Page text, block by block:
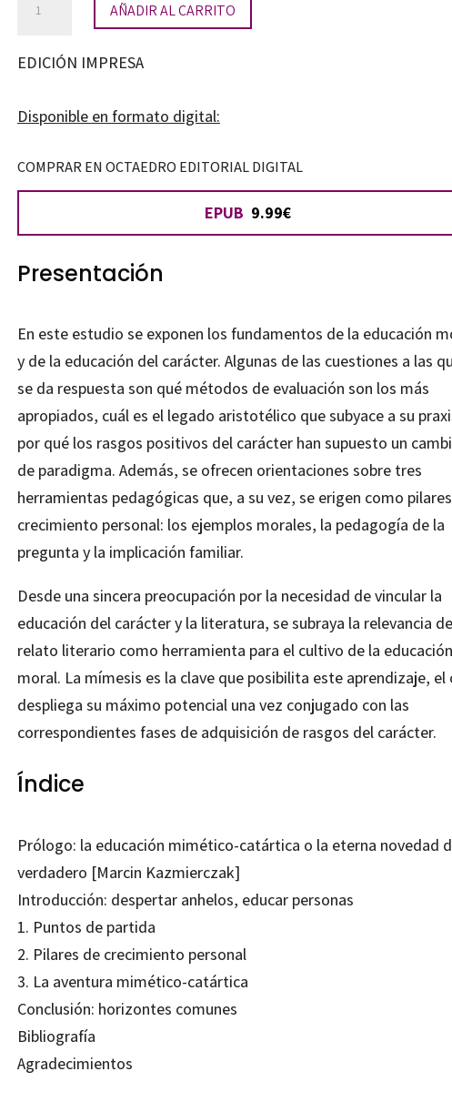
mímesis:
para
educación
del
AÑADIR AL CARRITO
EDICIÓN IMPRESA
Disponible en formato digital:
COMPRAR EN OCTAEDRO EDITORIAL DIGITAL
EPUB 9.99€
Presentación
En este estudio se exponen los fundamentos de la educación
y de la educación del carácter. Algunas de las cuestiones a las
se da respuesta son qué métodos de evaluación son los más
apropiados, cuál es el legado aristotélico que subyace a su
por qué los rasgos positivos del carácter han supuesto un
de paradigma. Además, se ofrecen orientaciones sobre tres
herramientas pedagógicas que, a su vez, se erigen como
crecimiento personal: los ejemplos morales, la pedagogía de la
pregunta y la implicación familiar.
Desde una sincera preocupación por la necesidad de vincular la
educación del carácter y la literatura, se subraya la relevancia
relato literario como herramienta para el cultivo de la educación
moral. La mímesis es la clave que posibilita este aprendizaje, el
despliega su máximo potencial una vez conjugado con las
correspondientes fases de adquisición de rasgos del carácter.
Índice
Prólogo: la educación mimético-catártica o la eterna novedad
verdadero [Marcin Kazmierczak]
Introducción: despertar anhelos, educar personas
1. Puntos de partida
2. Pilares de crecimiento personal
3. La aventura mimético-catártica
Conclusión: horizontes comunes
Bibliografía
Agradecimientos